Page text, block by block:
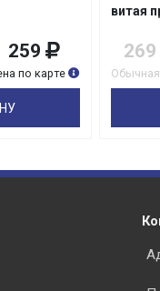
259
по карте
витая
269
plait.ru